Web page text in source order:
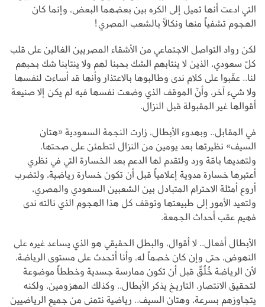
التي ادعت أنها تميل إلى الكره بين بعضهما البعض، وإنما كان
الهجوم تشفياً منها ونكالاً بالشعب المصري!
لكن رواد التواصل الاجتماعي من الأشقاء المصريين الغالين على قلب
كلّ سعودي، الذين لا ينتابهم الشك بحبنا لهم ولا ينتابنا شك بحبهم
لنا.. عقّبوا على كلام ندى وطالبوها بالاعتذار وأنها قد أساءت لنفسها
ولا شيء آخر، وأنّ الموقف الذي وضعت نفسها فيه لم يكن إلا صنيعة
أقوالها غير المقبولة قبل النزال.
في المقابل.. وبهدوء الأبطال، زارت النجمة السعودية «هتان
السيف» نظيرتها بعد يومين من النزال لتطمئن على صحتها،
ولتهديها باقة ورد ولتقدم لها الدعم بعد الخسارة التي في نظري
أعتبرها خسارة مدوية إعلامياً قبل أن تكون خسارة رياضية، ولتضرب
أروع أمثلة الاحترام المتبادل بين الشعبين السعودي والمصري،
ولتعيد الأمور إلى طبيعتها وتوقف كل هذا الهجوم الذي نالته ندى
فهيم عقب أحداث الجمعة.
الأبطال أفعال.. لا أقوال، والبطل الحقيقي هو الذي يساعد غيره على
النهوض، حتى وإن كان خصماً له، وأنا أتحدث على مستوى الرياضة،
لأن الرياضة خُلُقٌ قبل أن تكون ممارسة جسدية وخططاً موضوعة
لتحقيق الانتصار، التاريخ يذكر الأبطال.. وكذلك المهزومين، ولكنه
يتجاوزهم بسرعة، وهتان السيف.. رياضية نتمنى من جميع الرياضيين